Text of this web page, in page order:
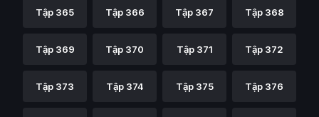
Tập 365 Tập 366 Tập 367 Tập 368
Tập 369 Tập 370 Tập 371 Tập 372
Tập 373 Tập 374 Tập 375 Tập 376